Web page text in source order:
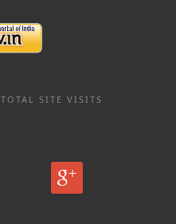
TOTAL SITE VISITS